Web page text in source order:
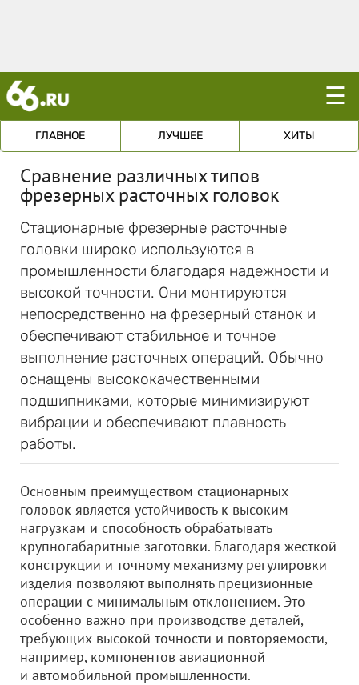
☰
ГЛАВНОЕ ЛУЧШЕЕ ХИТЫ
Сравнение различных типов
фрезерных расточных головок
Стационарные фрезерные расточные
головки широко используются в
промышленности благодаря надежности и
высокой точности. Они монтируются
непосредственно на фрезерный станок и
обеспечивают стабильное и точное
выполнение расточных операций. Обычно
оснащены высококачественными
подшипниками, которые минимизируют
вибрации и обеспечивают плавность
работы.
Основным преимуществом стационарных
головок является устойчивость к высоким
нагрузкам и способность обрабатывать
крупногабаритные заготовки. Благодаря жесткой
конструкции и точному механизму регулировки
изделия позволяют выполнять прецизионные
операции с минимальным отклонением. Это
особенно важно при производстве деталей,
требующих высокой точности и повторяемости,
например, компонентов авиационной
и автомобильной промышленности.